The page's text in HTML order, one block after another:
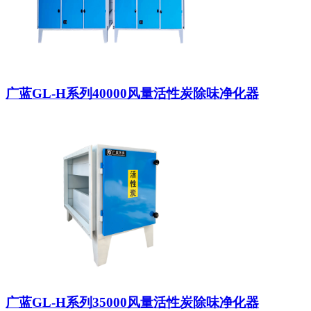
广蓝GL-H系列40000风量活性炭除味净化器
广蓝GL-H系列35000风量活性炭除味净化器